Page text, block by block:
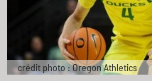
crédit photo : Oregon Athletics